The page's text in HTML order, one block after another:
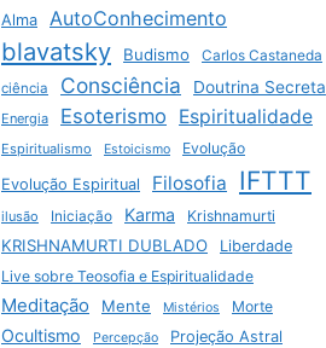
Alma AutoConhecimento
blavatsky Budismo
Carlos Castaneda
ciência
Consciência Doutrina Secreta
Energia Esoterismo Espiritualidade
Espiritualismo Estoicismo
Evolução
Evolução Espiritual
Filosofia IFTTT
ilusão Iniciação Karma Krishnamurti
KRISHNAMURTI DUBLADO
Liberdade
Live sobre Teosofia e Espiritualidade
Meditação Mente Mistérios Morte
Ocultismo Percepção Projeção Astral